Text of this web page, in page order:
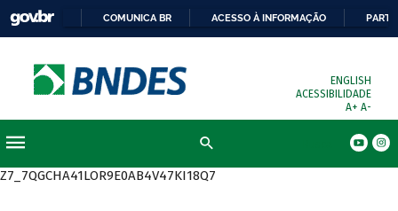
COMUNICA BR ACESSO À INFORMAÇÃO
ENGLISH
ACESSIBILIDADE
A+ A-
Z7_7QGCHA41LOR9E0AB4V47KI18Q7